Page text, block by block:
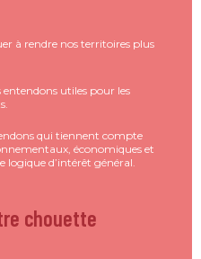
à rendre nos territoires plus
entendons utiles pour les
qui tiennent compte
économiques et
logique d’intérêt général.
chouette